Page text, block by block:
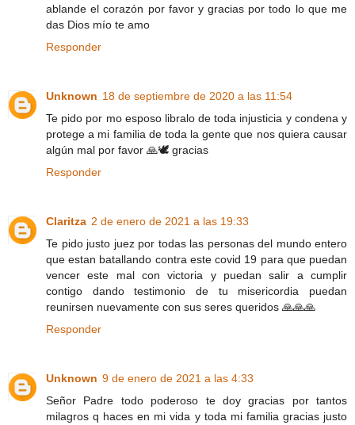
ablande el corazón por favor y gracias por todo lo que me
das Dios mío te amo
Responder
Unknown 18 de septiembre de 2020 a las 11:54
Te pido por mo esposo libralo de toda injusticia y condena y
protege a mi familia de toda la gente que nos quiera causar
algún mal por favor 🙏🕊️ gracias
Responder
Claritza 2 de enero de 2021 a las 19:33
Te pido justo juez por todas las personas del mundo entero
que estan batallando contra este covid 19 para que puedan
vencer este mal con victoria y puedan salir a cumplir
contigo dando testimonio de tu misericordia puedan
reunirsen nuevamente con sus seres queridos 🙏🙏🙏
Responder
Unknown 9 de enero de 2021 a las 4:33
Señor Padre todo poderoso te doy gracias por tantos
milagros q haces en mi vida y toda mi familia gracias justo